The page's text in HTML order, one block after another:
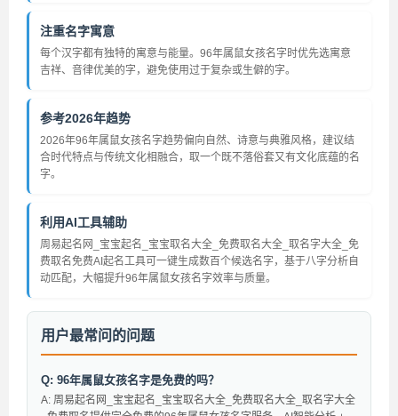
注重名字寓意
每个汉字都有独特的寓意与能量。96年属鼠女孩名字时优先选寓意
吉祥、音律优美的字，避免使用过于复杂或生僻的字。
参考2026年趋势
2026年96年属鼠女孩名字趋势偏向自然、诗意与典雅风格，建议结
合时代特点与传统文化相融合，取一个既不落俗套又有文化底蕴的名
字。
利用AI工具辅助
周易起名网_宝宝起名_宝宝取名大全_免费取名大全_取名字大全_免
费取名免费AI起名工具可一键生成数百个候选名字，基于八字分析自
动匹配，大幅提升96年属鼠女孩名字效率与质量。
用户最常问的问题
Q: 96年属鼠女孩名字是免费的吗？
A: 周易起名网_宝宝起名_宝宝取名大全_免费取名大全_取名字大全